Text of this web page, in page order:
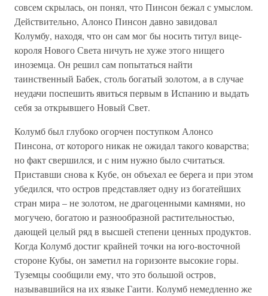
совсем скрылась, он понял, что Пинсон бежал с умыслом.
Действительно, Алонсо Пинсон давно завидовал
Колумбу, находя, что он сам мог бы носить титул вице-
короля Нового Света ничуть не хуже этого нищего
иноземца. Он решил сам попытаться найти
таинственный Бабек, столь богатый золотом, а в случае
неудачи поспешить явиться первым в Испанию и выдать
себя за открывшего Новый Свет.
Колумб был глубоко огорчен поступком Алонсо
Пинсона, от которого никак не ожидал такого коварства;
но факт свершился, и с ним нужно было считаться.
Приставши снова к Кубе, он объехал ее берега и при этом
убедился, что остров представляет одну из богатейших
стран мира – не золотом, не драгоценными камнями, но
могучею, богатою и разнообразной растительностью,
дающей целый ряд в высшей степени ценных продуктов.
Когда Колумб достиг крайней точки на юго-восточной
стороне Кубы, он заметил на горизонте высокие горы.
Туземцы сообщили ему, что это большой остров,
называвшийся на их языке Гаити. Колумб немедленно же